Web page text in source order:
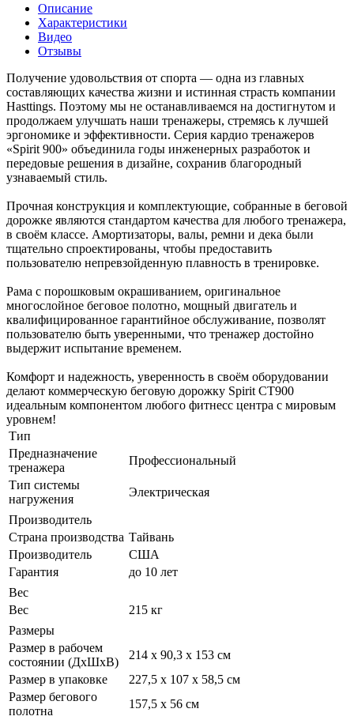
Описание
Характеристики
Видео
Отзывы
Получение удовольствия от спорта — одна из главных
составляющих качества жизни и истинная страсть компании
Hasttings. Поэтому мы не останавливаемся на достигнутом и
продолжаем улучшать наши тренажеры, стремясь к лучшей
эргономике и эффективности. Серия кардио тренажеров
«Spirit 900» объединила годы инженерных разработок и
передовые решения в дизайне, сохранив благородный
узнаваемый стиль.
Прочная конструкция и комплектующие, собранные в беговой
дорожке являются стандартом качества для любого тренажера,
в своём классе. Амортизаторы, валы, ремни и дека были
тщательно спроектированы, чтобы предоставить
пользователю непревзойденную плавность в тренировке.
Рама с порошковым окрашиванием, оригинальное
многослойное беговое полотно, мощный двигатель и
квалифицированное гарантийное обслуживание, позволят
пользователю быть уверенными, что тренажер достойно
выдержит испытание временем.
Комфорт и надежность, уверенность в своём оборудовании
делают коммерческую беговую дорожку Spirit CT900
идеальным компонентом любого фитнесс центра с мировым
уровнем!
Тип
Предназначение
тренажера
Профессиональный
Тип системы
нагружения
Электрическая
Производитель
Страна производства Тайвань
Производитель
США
Гарантия
до 10 лет
Вес
Вес
215 кг
Размеры
Размер в рабочем
состоянии (ДxШxВ)
214 х 90,3 х 153 см
Размер в упаковке
227,5 х 107 х 58,5 см
Размер бегового
полотна
157,5 х 56 см